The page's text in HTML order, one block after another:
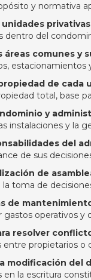
y normativa
dentro del
áreas comunes y
estacionamientos
de cada
total, base
y
instalaciones y la
del
de sus
de
toma de
de
gastos operativos y
resolver
entre propietarios o
modificación del
en la escritura